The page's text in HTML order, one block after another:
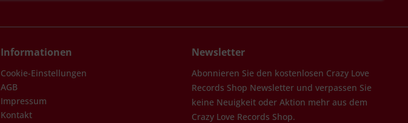
Informationen
Cookie-Einstellungen
AGB
Impressum
Kontakt
Newsletter
Abonnieren Sie den kostenlosen Crazy Love
Records Shop Newsletter und verpassen Sie
keine Neuigkeit oder Aktion mehr aus dem
Crazy Love Records Shop.